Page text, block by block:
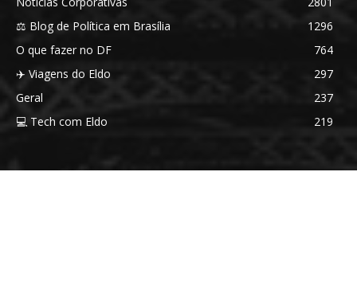
⚖️ Blog de Política em Brasília
1296
O que fazer no DF
764
✈️ Viagens do Eldo
297
Geral
237
💻 Tech com Eldo
219